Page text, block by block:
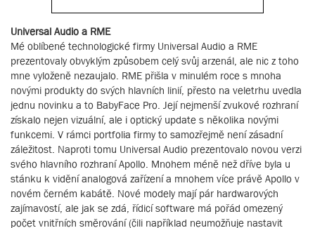
Universal Audio a RME
Mé oblíbené technologické firmy Universal Audio a RME
prezentovaly obvyklým způsobem celý svůj arzenál, ale nic z toho
mne vyloženě nezaujalo. RME přišla v minulém roce s mnoha
novými produkty do svých hlavních linií, přesto na veletrhu uvedla
jednu novinku a to BabyFace Pro. Její nejmenší zvukové rozhraní
získalo nejen vizuální, ale i optický update s několika novými
funkcemi. V rámci portfolia firmy to samozřejmě není zásadní
záležitost. Naproti tomu Universal Audio prezentovalo novou verzi
svého hlavního rozhraní Apollo. Mnohem méně než dříve byla u
stánku k vidění analogová zařízení a mnohem více právě Apollo v
novém černém kabátě. Nové modely mají pár hardwarových
zajímavostí, ale jak se zdá, řídicí software má pořád omezený
počet vnitřních směrování (čili například neumožňuje nastavit